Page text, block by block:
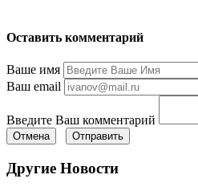
Оставить комментарий
Ваше имя
Ваш email
Введите Ваш комментарий
Отмена Отправить
Другие Новости